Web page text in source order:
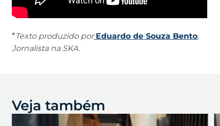
*Texto produzido por Eduardo de Souza Bento,
Jornalista na SKA.
Veja também